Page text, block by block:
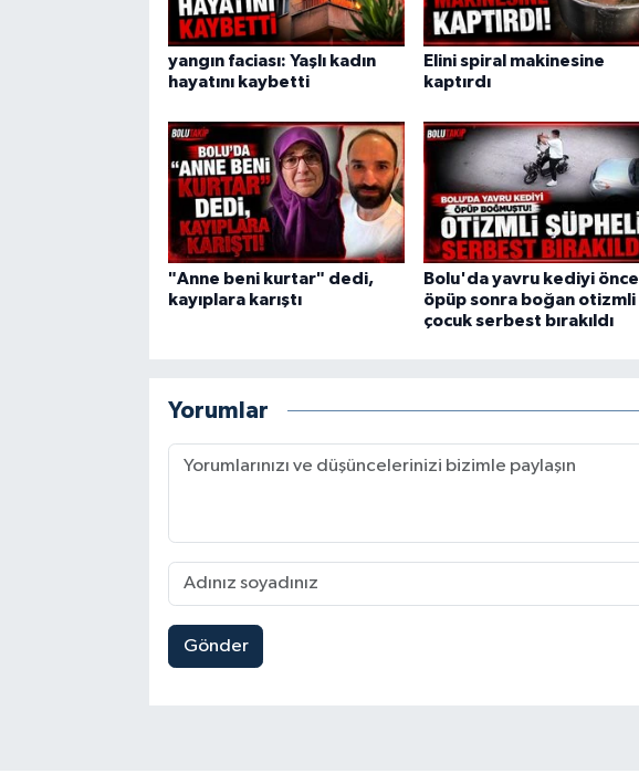
yangın faciası: Yaşlı kadın
hayatını kaybetti
Elini spiral makinesine
kaptırdı
"Anne beni kurtar" dedi,
kayıplara karıştı
Bolu'da yavru kediyi önce
öpüp sonra boğan otizmli
çocuk serbest bırakıldı
Yorumlar
Gönder